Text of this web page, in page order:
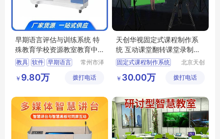
早期语言评估与训练系统 特
殊教育学校资源教室教育中
心学生教具
教具 软件 早期语言
常州市泽
复设备有
￥ 9.80万 拨打电话
天创华视固定式课程制作系
统 互动课堂翻转课堂录制设
备
固定式课程制作系统
课程制作系统
北京天创
有限公司
￥ 30.00万 拨打电话